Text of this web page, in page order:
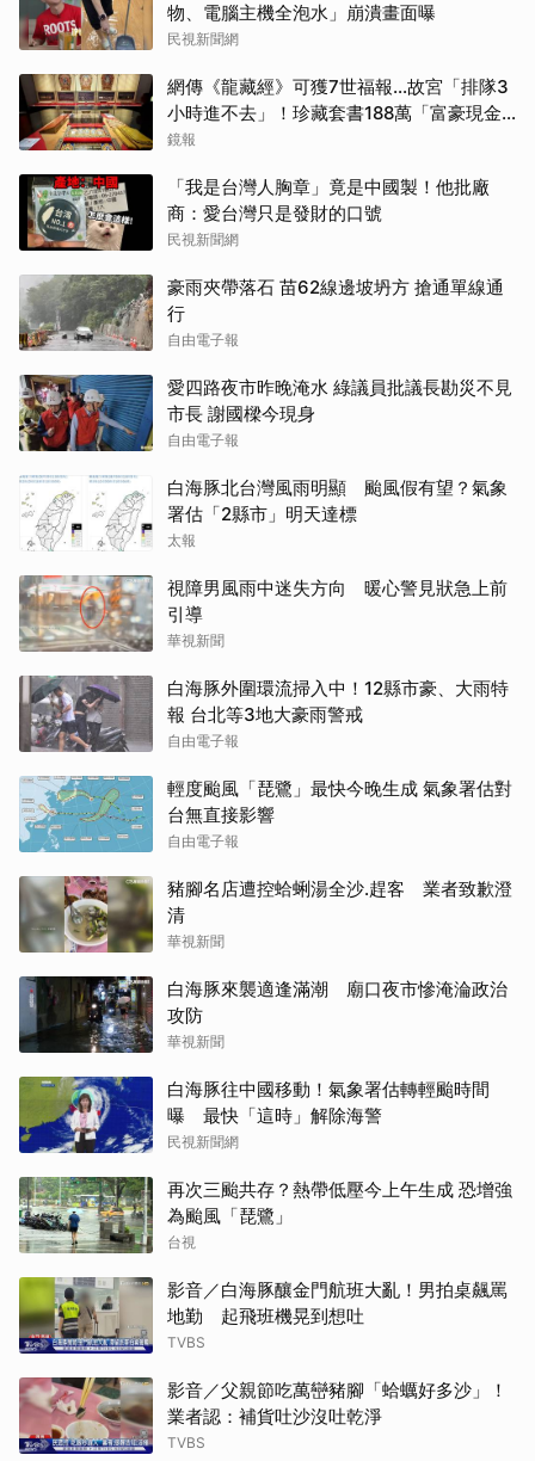
物、電腦主機全泡水」崩潰畫面曝
民視新聞網
網傳《龍藏經》可獲7世福報…故宮「排隊3
小時進不去」！珍藏套書188萬「富豪現金
買走」
鏡報
「我是台灣人胸章」竟是中國製！他批廠
商：愛台灣只是發財的口號
民視新聞網
豪雨夾帶落石 苗62線邊坡坍方 搶通單線通
行
自由電子報
愛四路夜市昨晚淹水 綠議員批議長勘災不見
市長 謝國樑今現身
自由電子報
白海豚北台灣風雨明顯 颱風假有望？氣象
署估「2縣市」明天達標
太報
視障男風雨中迷失方向 暖心警見狀急上前
引導
華視新聞
白海豚外圍環流掃入中！12縣市豪、大雨特
報 台北等3地大豪雨警戒
自由電子報
輕度颱風「琵鷺」最快今晚生成 氣象署估對
台無直接影響
自由電子報
豬腳名店遭控蛤蜊湯全沙.趕客 業者致歉澄
清
華視新聞
白海豚來襲適逢滿潮 廟口夜市慘淹淪政治
攻防
華視新聞
白海豚往中國移動！氣象署估轉輕颱時間
曝 最快「這時」解除海警
民視新聞網
再次三颱共存？熱帶低壓今上午生成 恐增強
為颱風「琵鷺」
台視
影音／白海豚釀金門航班大亂！男拍桌飆罵
地勤 起飛班機晃到想吐
TVBS
影音／父親節吃萬巒豬腳「蛤蠣好多沙」！
業者認：補貨吐沙沒吐乾淨
TVBS